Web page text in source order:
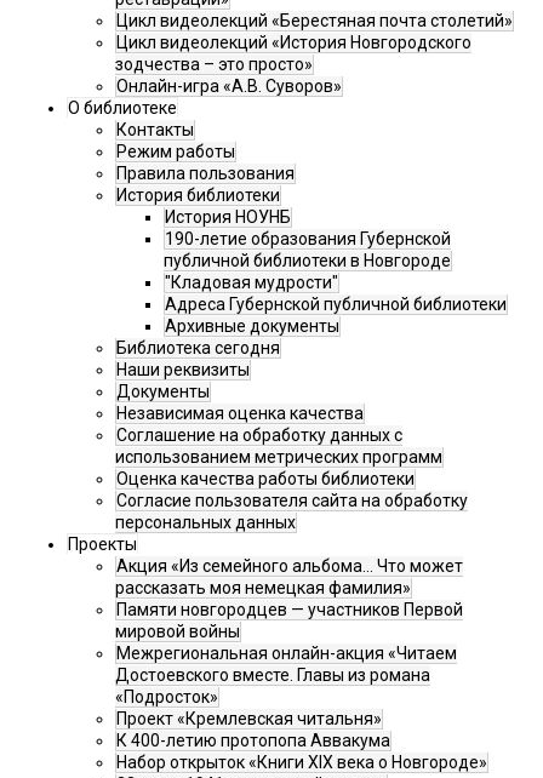
Цикл видеолекций «Берестяная почта столетий»
Цикл видеолекций «История Новгородского
зодчества – это просто»
Онлайн-игра «А.В. Суворов»
О библиотеке
Контакты
Режим работы
Правила пользования
История библиотеки
История НОУНБ
190-летие образования Губернской
публичной библиотеки в Новгороде
"Кладовая мудрости"
Адреса Губернской публичной библиотеки
Архивные документы
Библиотека сегодня
Наши реквизиты
Документы
Независимая оценка качества
Соглашение на обработку данных с
использованием метрических программ
Оценка качества работы библиотеки
Согласие пользователя сайта на обработку
персональных данных
Проекты
Акция «Из семейного альбома... Что может
рассказать моя немецкая фамилия»
Памяти новгородцев — участников Первой
мировой войны
Межрегиональная онлайн-акция «Читаем
Достоевского вместе. Главы из романа
«Подросток»
Проект «Кремлевская читальня»
К 400-летию протопопа Аввакума
Набор открыток «Книги XIX века о Новгороде»